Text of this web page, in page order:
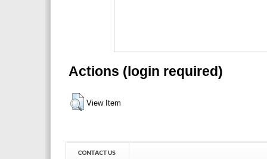
Actions (login required)
View Item